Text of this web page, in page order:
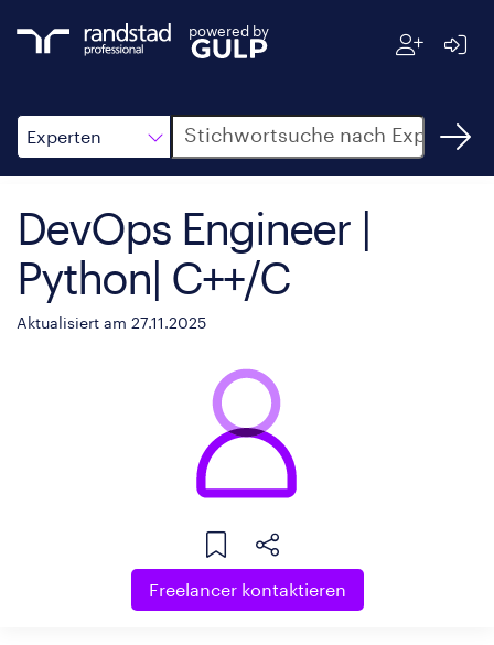
powered by
Experten
Suche
DevOps Engineer |
Python| C++/C
Aktualisiert am 27.11.2025
Freelancer kontaktieren